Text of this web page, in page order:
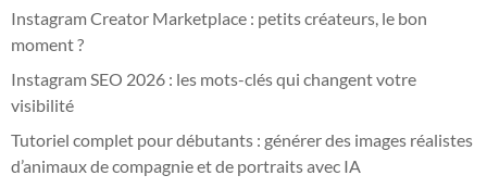
Instagram Creator Marketplace : petits créateurs, le bon
moment ?
Instagram SEO 2026 : les mots-clés qui changent votre
visibilité
Tutoriel complet pour débutants : générer des images réalistes
d’animaux de compagnie et de portraits avec IA